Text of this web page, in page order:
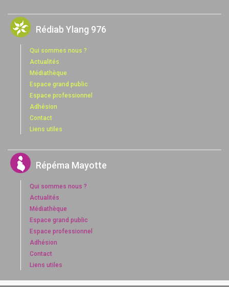
Rédiab Ylang 976
Qui sommes nous ?
Actualités
Médiathèque
Espace grand public
Espace professionnel
Adhésion
Contact
Liens utiles
Répéma Mayotte
Qui sommes nous ?
Actualités
Médiathèque
Espace grand public
Espace professionnel
Adhésion
Contact
Liens utiles